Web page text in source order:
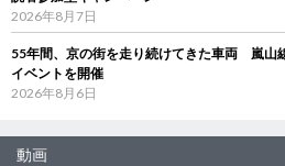
2026年8月7日
55年間、京の街を走り続けてきた車両 嵐山
イベントを開催
2026年8月6日
動画